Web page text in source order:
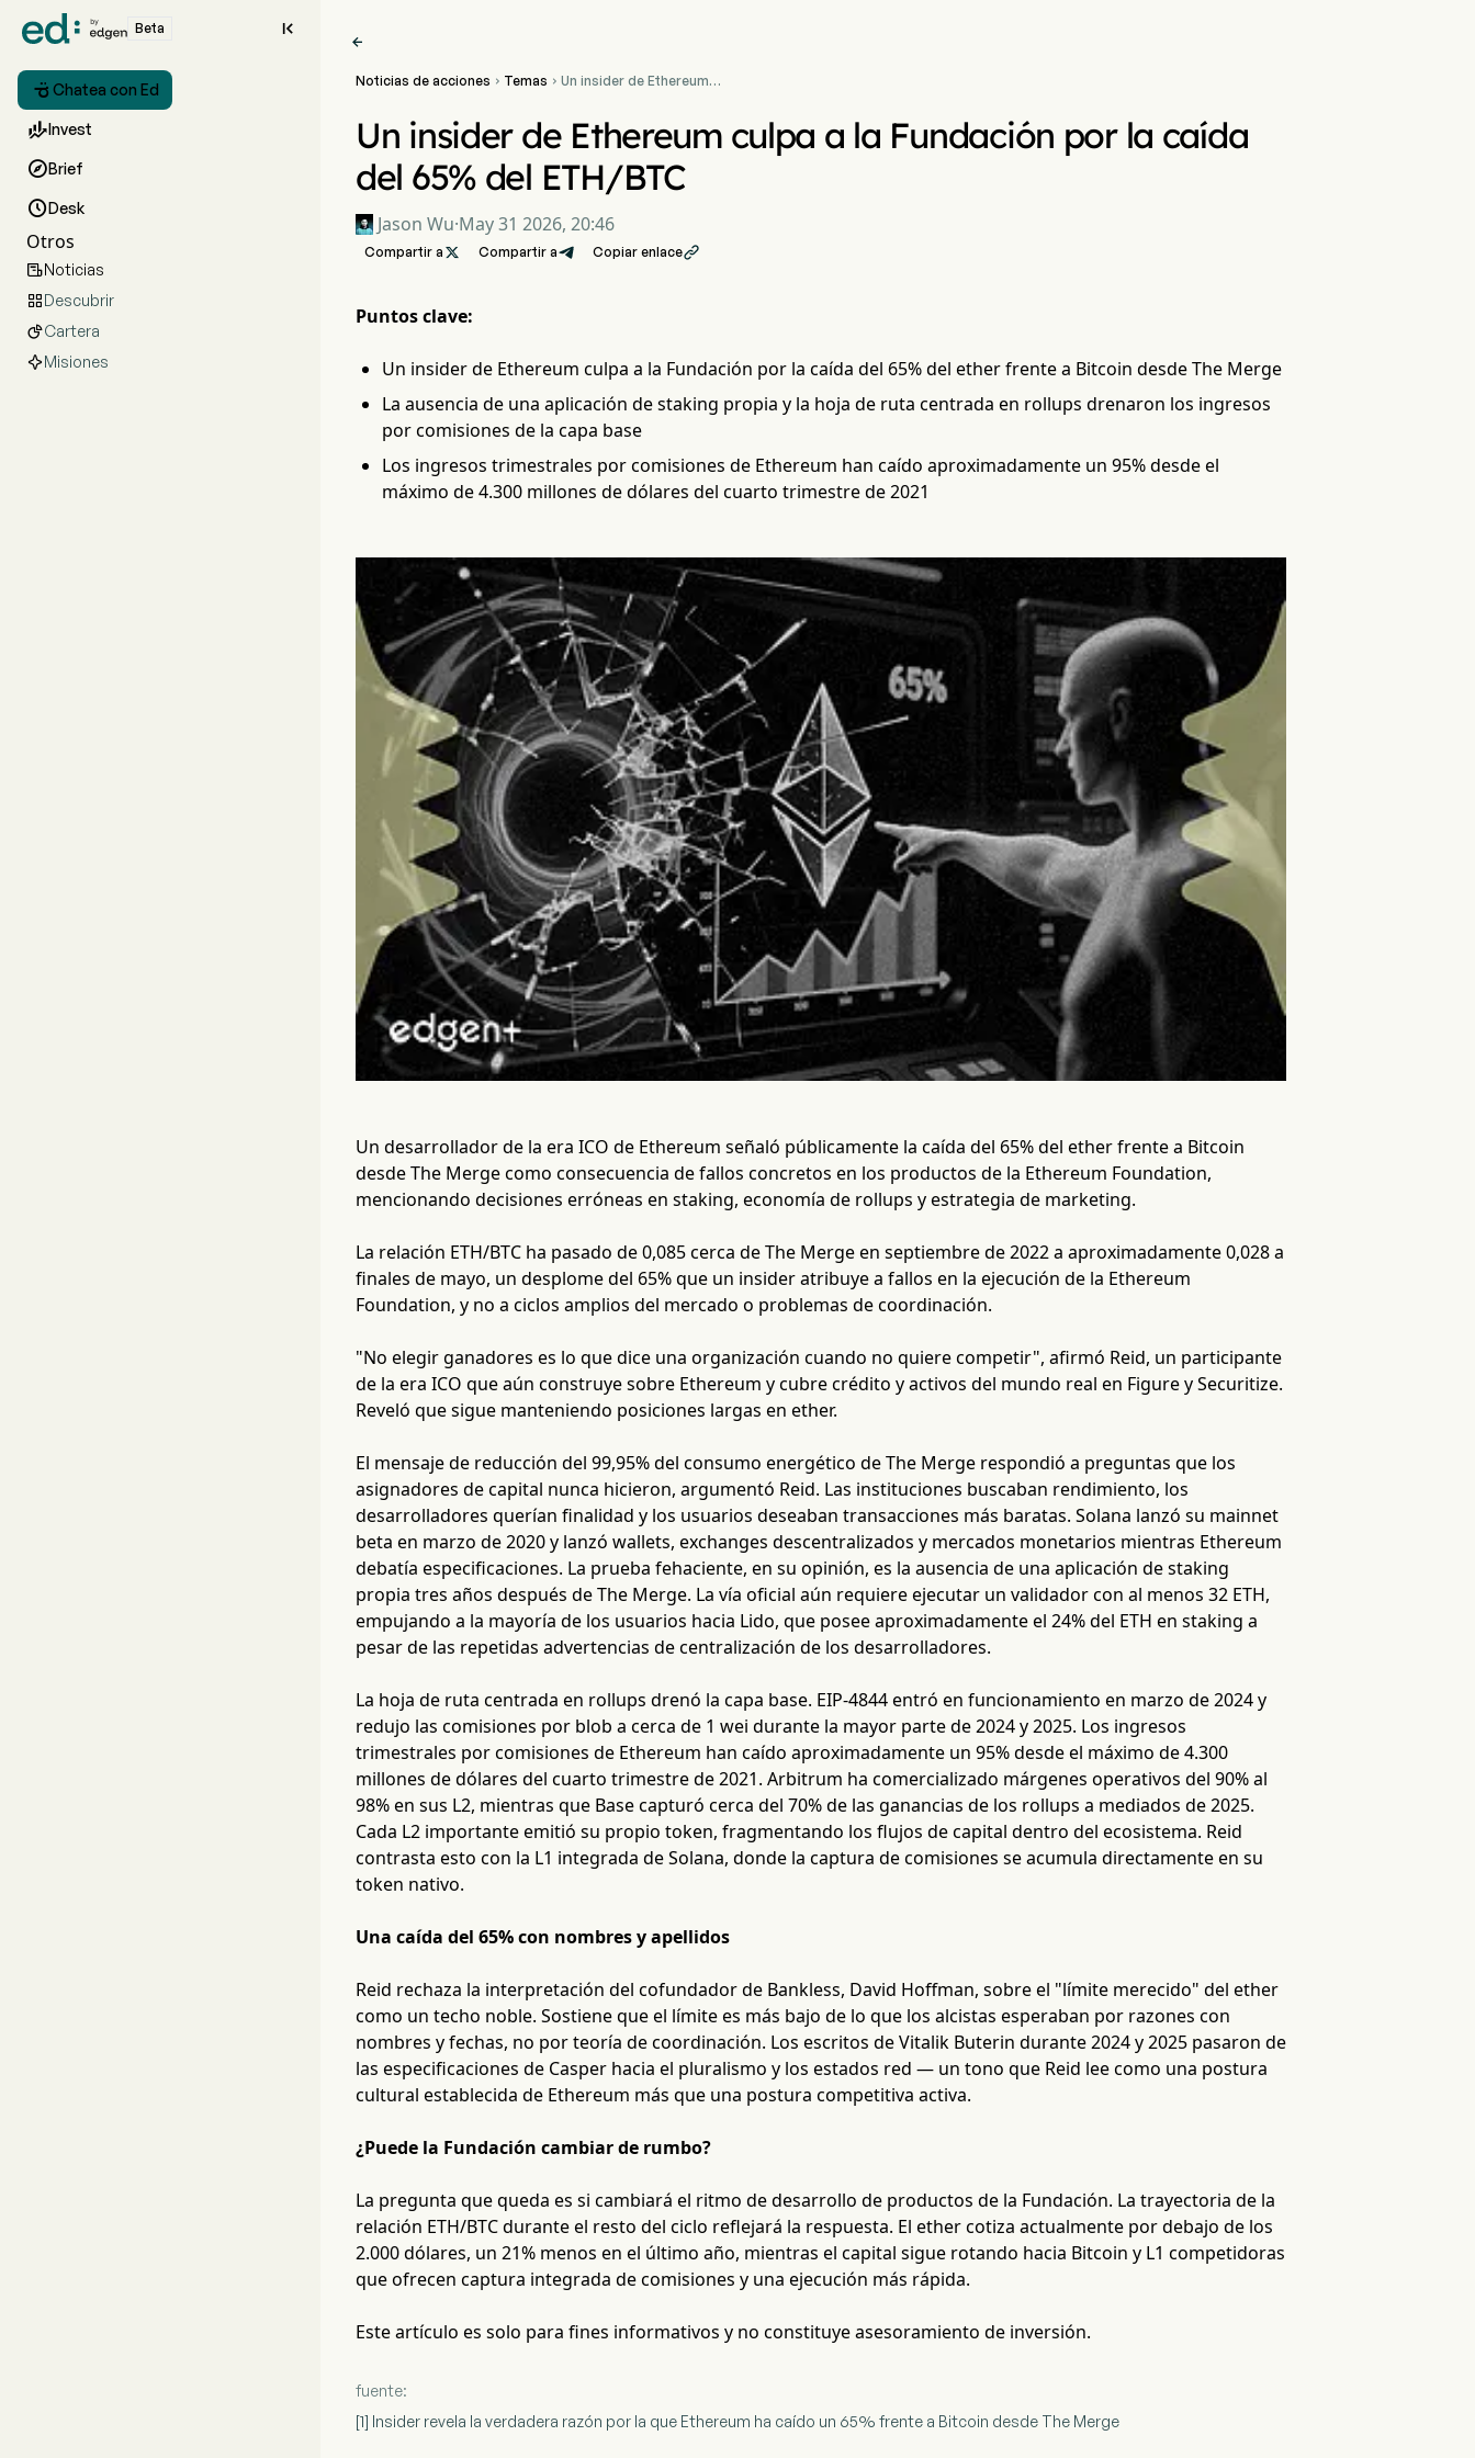
Beta 
 Chatea con Ed
Invest
Brief
Desk
Otros
Noticias
Descubrir
Cartera
Misiones

Noticias de acciones  Temas  Un insider de Ethereum
ETH/BTC
Un insider de Ethereum culpa a la Fundación por la caída
del 65% del ETH/BTC
Jason Wu·May 31 2026, 20:46
Compartir a  Compartir a Copiar enlace
Puntos clave:
Un insider de Ethereum culpa a la Fundación por la caída del 65% del ether frente a Bitcoin desde The Merge
La ausencia de una aplicación de staking propia y la hoja de ruta centrada en rollups drenaron los ingresos
por comisiones de la capa base
Los ingresos trimestrales por comisiones de Ethereum han caído aproximadamente un 95% desde el
máximo de 4.300 millones de dólares del cuarto trimestre de 2021
Un desarrollador de la era ICO de Ethereum señaló públicamente la caída del 65% del ether frente a Bitcoin
desde The Merge como consecuencia de fallos concretos en los productos de la Ethereum Foundation,
mencionando decisiones erróneas en staking, economía de rollups y estrategia de marketing.
La relación ETH/BTC ha pasado de 0,085 cerca de The Merge en septiembre de 2022 a aproximadamente 0,028 a
finales de mayo, un desplome del 65% que un insider atribuye a fallos en la ejecución de la Ethereum
Foundation, y no a ciclos amplios del mercado o problemas de coordinación.
"No elegir ganadores es lo que dice una organización cuando no quiere competir", afirmó Reid, un participante
de la era ICO que aún construye sobre Ethereum y cubre crédito y activos del mundo real en Figure y Securitize.
Reveló que sigue manteniendo posiciones largas en ether.
El mensaje de reducción del 99,95% del consumo energético de The Merge respondió a preguntas que los
asignadores de capital nunca hicieron, argumentó Reid. Las instituciones buscaban rendimiento, los
desarrolladores querían finalidad y los usuarios deseaban transacciones más baratas. Solana lanzó su mainnet
beta en marzo de 2020 y lanzó wallets, exchanges descentralizados y mercados monetarios mientras Ethereum
debatía especificaciones. La prueba fehaciente, en su opinión, es la ausencia de una aplicación de staking
propia tres años después de The Merge. La vía oficial aún requiere ejecutar un validador con al menos 32 ETH,
empujando a la mayoría de los usuarios hacia Lido, que posee aproximadamente el 24% del ETH en staking a
pesar de las repetidas advertencias de centralización de los desarrolladores.
La hoja de ruta centrada en rollups drenó la capa base. EIP-4844 entró en funcionamiento en marzo de 2024 y
redujo las comisiones por blob a cerca de 1 wei durante la mayor parte de 2024 y 2025. Los ingresos
trimestrales por comisiones de Ethereum han caído aproximadamente un 95% desde el máximo de 4.300
millones de dólares del cuarto trimestre de 2021. Arbitrum ha comercializado márgenes operativos del 90% al
98% en sus L2, mientras que Base capturó cerca del 70% de las ganancias de los rollups a mediados de 2025.
Cada L2 importante emitió su propio token, fragmentando los flujos de capital dentro del ecosistema. Reid
contrasta esto con la L1 integrada de Solana, donde la captura de comisiones se acumula directamente en su
token nativo.
Una caída del 65% con nombres y apellidos
Reid rechaza la interpretación del cofundador de Bankless, David Hoffman, sobre el "límite merecido" del ether
como un techo noble. Sostiene que el límite es más bajo de lo que los alcistas esperaban por razones con
nombres y fechas, no por teoría de coordinación. Los escritos de Vitalik Buterin durante 2024 y 2025 pasaron de
las especificaciones de Casper hacia el pluralismo y los estados red — un tono que Reid lee como una postura
cultural establecida de Ethereum más que una postura competitiva activa.
¿Puede la Fundación cambiar de rumbo?
La pregunta que queda es si cambiará el ritmo de desarrollo de productos de la Fundación. La trayectoria de la
relación ETH/BTC durante el resto del ciclo reflejará la respuesta. El ether cotiza actualmente por debajo de los
2.000 dólares, un 21% menos en el último año, mientras el capital sigue rotando hacia Bitcoin y L1 competidoras
que ofrecen captura integrada de comisiones y una ejecución más rápida.
Este artículo es solo para fines informativos y no constituye asesoramiento de inversión.
fuente:
[1] Insider revela la verdadera razón por la que Ethereum ha caído un 65% frente a Bitcoin desde The Merge